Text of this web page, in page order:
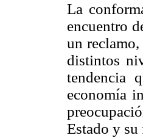
La
encuentro
un
distintos
tendencia
economía
Estado y